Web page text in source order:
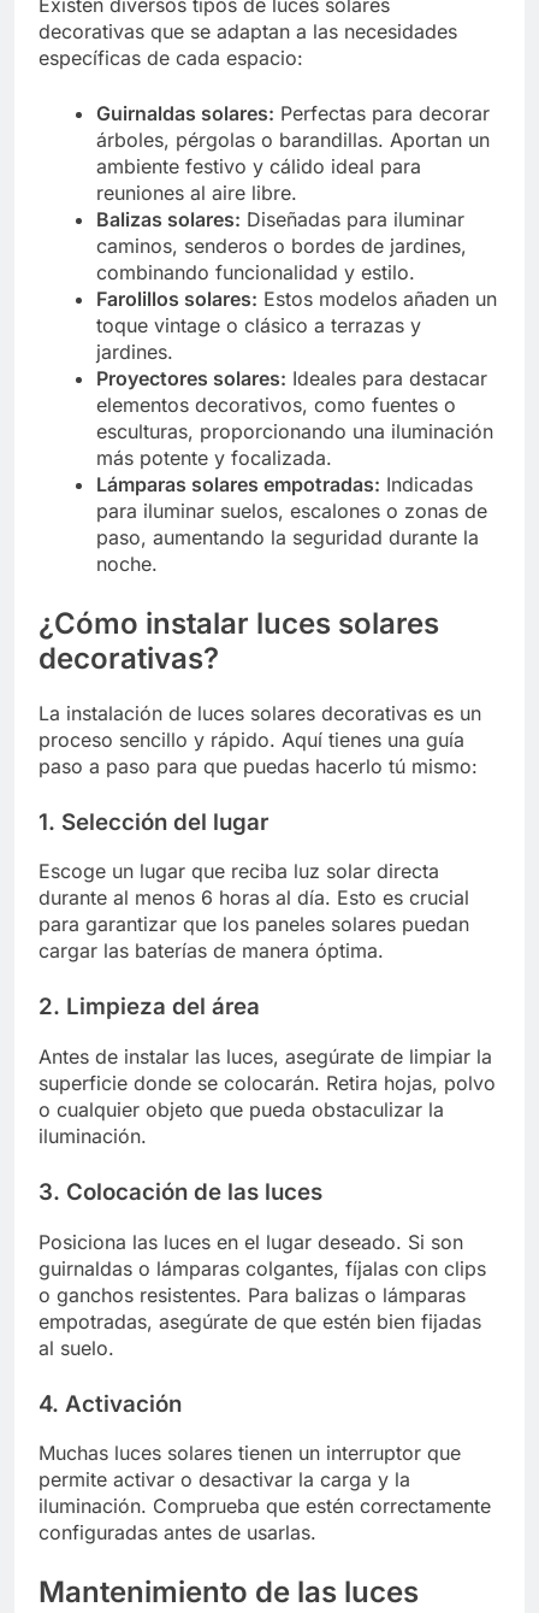
decorativas que se adaptan a las necesidades
específicas de cada espacio:
Guirnaldas solares: Perfectas para decorar
árboles, pérgolas o barandillas. Aportan un
ambiente festivo y cálido ideal para
reuniones al aire libre.
Balizas solares: Diseñadas para iluminar
caminos, senderos o bordes de jardines,
combinando funcionalidad y estilo.
Farolillos solares: Estos modelos añaden un
toque vintage o clásico a terrazas y
jardines.
Proyectores solares: Ideales para destacar
elementos decorativos, como fuentes o
esculturas, proporcionando una iluminación
más potente y focalizada.
Lámparas solares empotradas: Indicadas
para iluminar suelos, escalones o zonas de
paso, aumentando la seguridad durante la
noche.
¿Cómo instalar luces solares
decorativas?
La instalación de luces solares decorativas es un
proceso sencillo y rápido. Aquí tienes una guía
paso a paso para que puedas hacerlo tú mismo:
1. Selección del lugar
Escoge un lugar que reciba luz solar directa
durante al menos 6 horas al día. Esto es crucial
para garantizar que los paneles solares puedan
cargar las baterías de manera óptima.
2. Limpieza del área
Antes de instalar las luces, asegúrate de limpiar la
superficie donde se colocarán. Retira hojas, polvo
o cualquier objeto que pueda obstaculizar la
iluminación.
3. Colocación de las luces
Posiciona las luces en el lugar deseado. Si son
guirnaldas o lámparas colgantes, fíjalas con clips
o ganchos resistentes. Para balizas o lámparas
empotradas, asegúrate de que estén bien fijadas
al suelo.
4. Activación
Muchas luces solares tienen un interruptor que
permite activar o desactivar la carga y la
iluminación. Comprueba que estén correctamente
configuradas antes de usarlas.
Mantenimiento de las luces